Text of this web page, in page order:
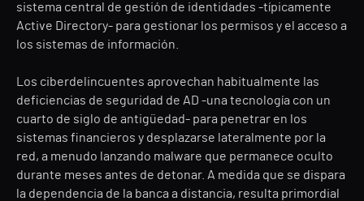
sistema central de gestión de identidades -típicamente
Active Directory- para gestionar los permisos y el acceso a
los sistemas de información.
Los ciberdelincuentes aprovechan habitualmente las
deficiencias de seguridad de AD -una tecnología con un
cuarto de siglo de antigüedad- para penetrar en los
sistemas financieros y desplazarse lateralmente por la
red, a menudo lanzando malware que permanece oculto
durante meses antes de detonar. A medida que se dispara
la dependencia de la banca a distancia, resulta primordial